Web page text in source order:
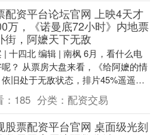
配资平台论坛官网 上映4天才
万，《诺曼底72小时》内地票
街，阿嬷天下无敌
| 十四北 编辑 | 南枫 6月，看什么电
？ 从票房大盘来看，《给阿嬷的情
旧处于无敌状态，排片45%遥遥领
排在第二的，竟然还是《消失的人....
185 分类： 配资交易
股票配资平台官网 桌面级光刻